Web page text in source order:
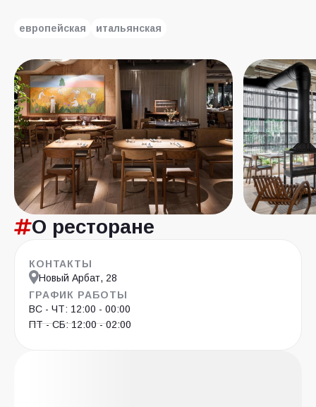
европейская итальянская
О ресторане
КОНТАКТЫ
Новый Арбат, 28
ГРАФИК РАБОТЫ
ВС - ЧТ: 12:00 - 00:00
ПТ - СБ: 12:00 - 02:00